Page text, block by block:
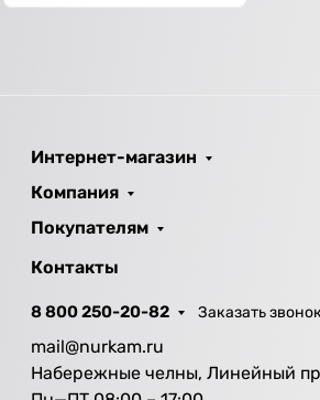
Интернет-магазин
Компания
Покупателям
Контакты
8 800 250-20-82 Заказать звонок
mail@nurkam.ru
Набережные челны, Линейный